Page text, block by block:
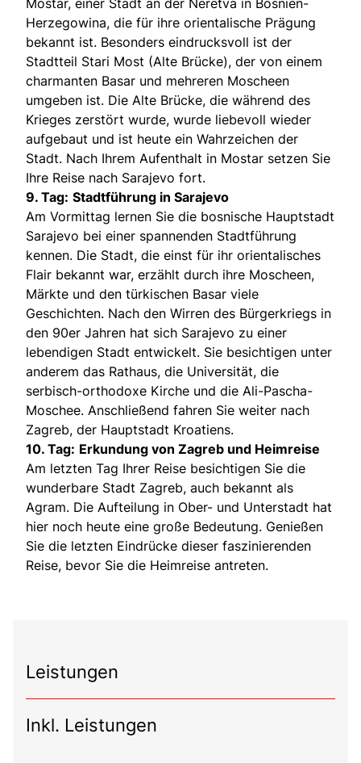
Herzegowina, die für ihre orientalische Prägung
bekannt ist. Besonders eindrucksvoll ist der
Stadtteil Stari Most (Alte Brücke), der von einem
charmanten Basar und mehreren Moscheen
umgeben ist. Die Alte Brücke, die während des
Krieges zerstört wurde, wurde liebevoll wieder
aufgebaut und ist heute ein Wahrzeichen der
Stadt. Nach Ihrem Aufenthalt in Mostar setzen Sie
Ihre Reise nach Sarajevo fort.
9. Tag: Stadtführung in Sarajevo
Am Vormittag lernen Sie die bosnische Hauptstadt
Sarajevo bei einer spannenden Stadtführung
kennen. Die Stadt, die einst für ihr orientalisches
Flair bekannt war, erzählt durch ihre Moscheen,
Märkte und den türkischen Basar viele
Geschichten. Nach den Wirren des Bürgerkriegs in
den 90er Jahren hat sich Sarajevo zu einer
lebendigen Stadt entwickelt. Sie besichtigen unter
anderem das Rathaus, die Universität, die
serbisch-orthodoxe Kirche und die Ali-Pascha-
Moschee. Anschließend fahren Sie weiter nach
Zagreb, der Hauptstadt Kroatiens.
10. Tag: Erkundung von Zagreb und Heimreise
Am letzten Tag Ihrer Reise besichtigen Sie die
wunderbare Stadt Zagreb, auch bekannt als
Agram. Die Aufteilung in Ober- und Unterstadt hat
hier noch heute eine große Bedeutung. Genießen
Sie die letzten Eindrücke dieser faszinierenden
Reise, bevor Sie die Heimreise antreten.
Leistungen
Inkl. Leistungen